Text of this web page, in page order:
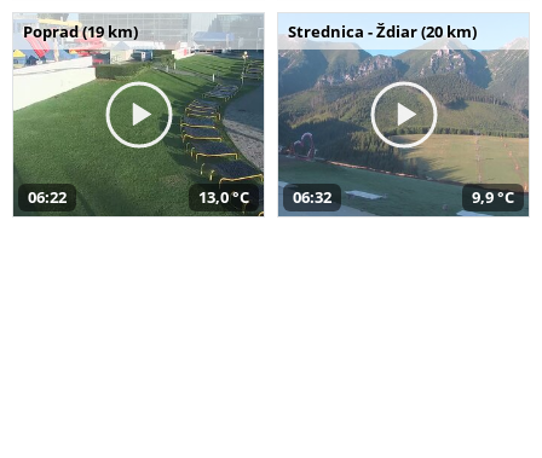
Poprad (19 km)
06:22 13,0 °C
Strednica - Ždiar (20 km)
06:32 9,9 °C